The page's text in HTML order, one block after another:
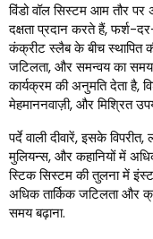
विंडो वॉल सिस्टम आम तौर
दक्षता प्रदान करते हैं, फर्श-
कंक्रीट स्लैब के बीच स्थापित
जटिलता, और समन्वय का
कार्यक्रम की अनुमति देता है,
मेहमाननवाज़ी, और मिश्रित
पर्दे वाली दीवारें, इसके
मुलियन्स, और कहानियों में
स्टिक सिस्टम की तुलना में
अधिक तार्किक जटिलता और
समय बढ़ाना.